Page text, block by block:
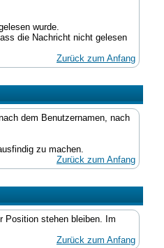
wurde.
die Nachricht nicht gelesen
Zurück zum Anfang
dem Benutzernamen, nach
zu machen.
Zurück zum Anfang
Position stehen bleiben. Im
Zurück zum Anfang